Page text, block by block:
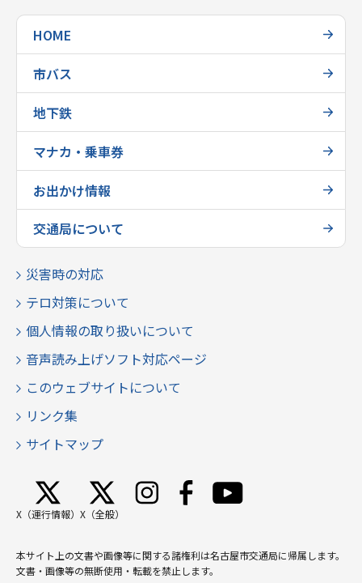
HOME
市バス
地下鉄
マナカ・乗車券
お出かけ情報
交通局について
災害時の対応
テロ対策について
個人情報の取り扱いについて
音声読み上げソフト対応ページ
このウェブサイトについて
リンク集
サイトマップ
X（運行情報） X（全般）
本サイト上の文書や画像等に関する諸権利は名古屋市交通局に帰属します。
文書・画像等の無断使用・転載を禁止します。